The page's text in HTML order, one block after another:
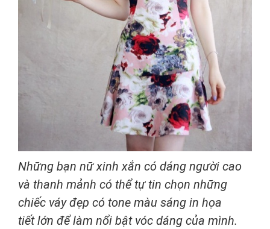
Những bạn nữ xinh xắn có dáng người cao
và thanh mảnh có thể tự tin chọn những
chiếc váy đẹp có tone màu sáng in họa
tiết lớn để làm nổi bật vóc dáng của mình.